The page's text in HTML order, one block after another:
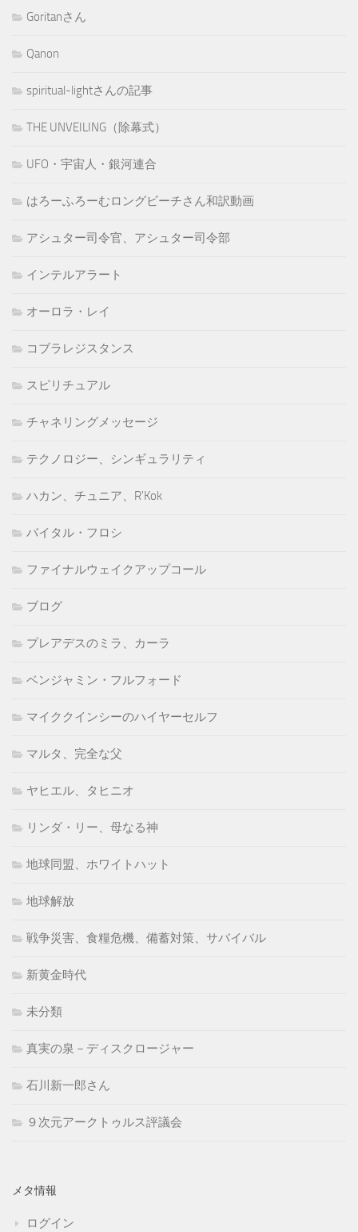
Goritanさん
Qanon
spiritual-lightさんの記事
THE UNVEILING（除幕式）
UFO・宇宙人・銀河連合
はろーふろーむロングビーチさん和訳動画
アシュター司令官、アシュター司令部
インテルアラート
オーロラ・レイ
コブラレジスタンス
スピリチュアル
チャネリングメッセージ
テクノロジー、シンギュラリティ
ハカン、チュニア、R'Kok
バイタル・フロシ
ファイナルウェイクアップコール
ブログ
プレアデスのミラ、カーラ
ベンジャミン・フルフォード
マイククインシーのハイヤーセルフ
マルタ、完全な父
ヤヒエル、タヒニオ
リンダ・リー、母なる神
地球同盟、ホワイトハット
地球解放
戦争災害、食糧危機、備蓄対策、サバイバル
新黄金時代
未分類
真実の泉－ディスクロージャー
石川新一郎さん
９次元アークトゥルス評議会
メタ情報
ログイン